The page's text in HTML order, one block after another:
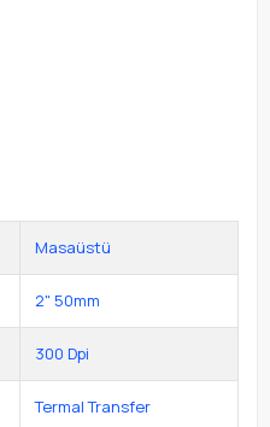
Masaüstü
2" 50mm
300 Dpi
Termal Transfer